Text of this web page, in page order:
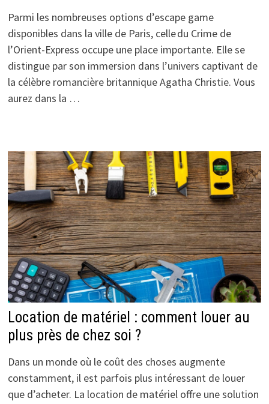
Parmi les nombreuses options d’escape game
disponibles dans la ville de Paris, celle du Crime de
l’Orient-Express occupe une place importante. Elle se
distingue par son immersion dans l’univers captivant de
la célèbre romancière britannique Agatha Christie. Vous
aurez dans la …
Location de matériel : comment louer au
plus près de chez soi ?
Dans un monde où le coût des choses augmente
constamment, il est parfois plus intéressant de louer
que d’acheter. La location de matériel offre une solution